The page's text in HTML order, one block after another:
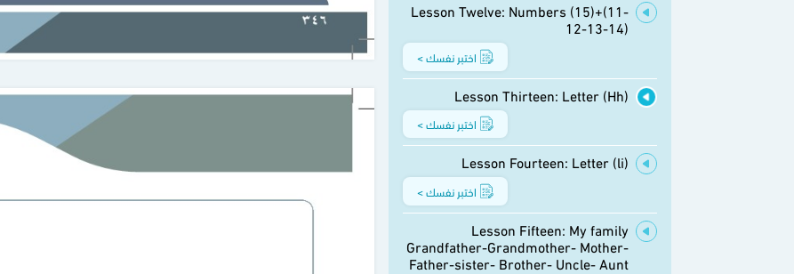
Lesson Twelve: Numbers (15)+(11-
12-13-14)
اختبر نفسك >
Lesson Thirteen: Letter (Hh)
اختبر نفسك >
Lesson Fourteen: Letter (li)
اختبر نفسك >
Lesson Fifteen: My family
Grandfather-Grandmother- Mother-
Father-sister- Brother- Uncle- Aunt